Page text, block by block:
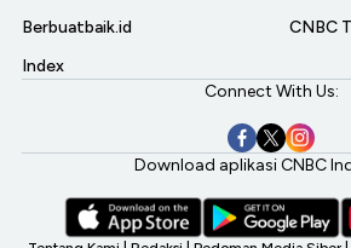
Berbuatbaik.id
Index
CNBC
Connect With Us:
Download aplikasi CNBC